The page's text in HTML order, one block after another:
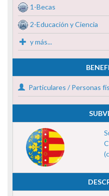
1-Becas
2-Educación y Ciencia
y más...
Particulares / Personas